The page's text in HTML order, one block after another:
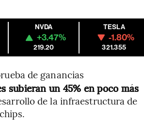
NVDA
+3.47%
219.20
TESLA
-1.80%
321.355
de ganancias
subieran un 45% en poco más
de la infraestructura de